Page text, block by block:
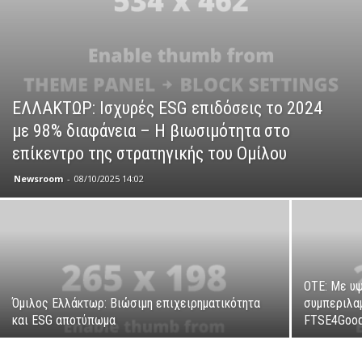
ΕΛΛΑΚΤΩΡ: Ισχυρές ESG επιδόσεις το 2024
με 98% διαφάνεια – Η βιωσιμότητα στο
επίκεντρο της στρατηγικής του Ομίλου
Newsroom - 08/10/2025 14:02
Όμιλος Ελλάκτωρ: Βιώσιμη επιχειρηματικότητα
και ESG αποτύπωμα
OTE: Με